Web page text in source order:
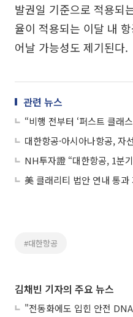
발권일 기준으로 적용되
율이 적용되는 이달 내
어날 가능성도 제기된다.
관련 뉴스
대한항공·아시아나항공, 자
#대한항공
김채빈 기자의 주요 뉴스